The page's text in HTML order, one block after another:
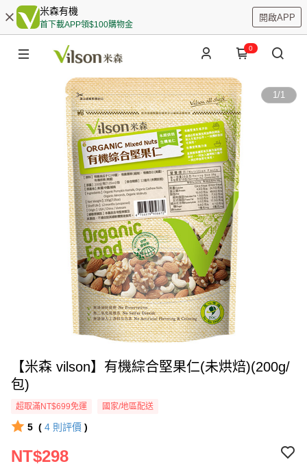
米森有機
首下載APP領$100購物金
開啟APP
0
1/1
【米森 vilson】有機綜合堅果仁(未烘焙)(200g/
包)
超取滿NT$699免運 國家/地區配送
5 ( 4 則評價 )
NT$298